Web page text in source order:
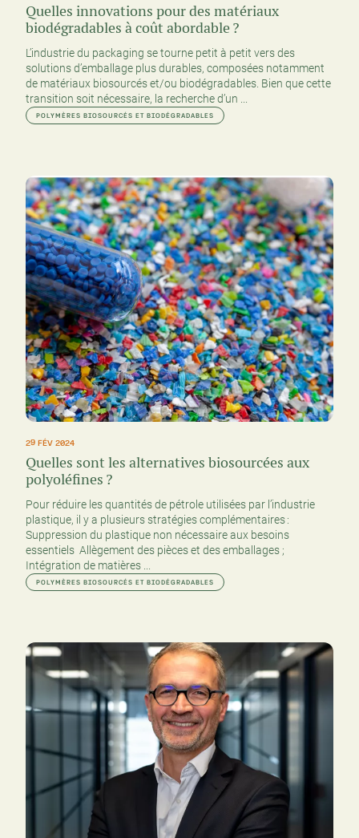
Quelles innovations pour des matériaux
biodégradables à coût abordable ?
L’industrie du packaging se tourne petit à petit vers des
solutions d’emballage plus durables, composées notamment
de matériaux biosourcés et/ou biodégradables. Bien que cette
transition soit nécessaire, la recherche d’un ...
POLYMÈRES BIOSOURCÉS ET BIODÉGRADABLES
29 FÉV 2024
Quelles sont les alternatives biosourcées aux
polyoléfines ?
Pour réduire les quantités de pétrole utilisées par l’industrie
plastique, il y a plusieurs stratégies complémentaires :
Suppression du plastique non nécessaire aux besoins
essentiels Allègement des pièces et des emballages ;
Intégration de matières ...
POLYMÈRES BIOSOURCÉS ET BIODÉGRADABLES